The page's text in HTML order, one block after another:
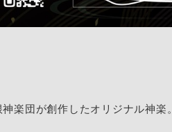
楽団が創作したオリジナル神楽。